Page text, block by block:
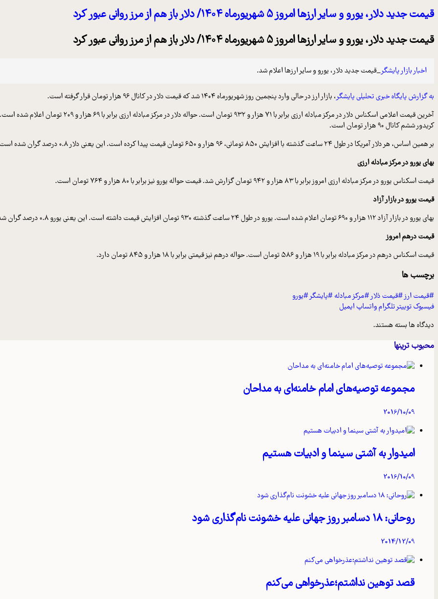
قیمت جدید دلار، یورو و سایر ارزها امروز ۵ شهریورماه ۱۴۰۴/ دلار باز هم از مرز روانی عبور کرد
قیمت جدید دلار، یورو و سایر ارزها امروز ۵ شهریورماه ۱۴۰۴/ دلار باز هم از مرز روانی عبور کرد
اخبار بازار پایشگر_قیمت جدید دلار، یورو و سایر ارزها اعلام شد.
به گزارش پایگاه خبری تحلیلی پایشگر، بازار ارز در حالی وارد پنجمین روز شهریورماه ۱۴۰۴ شد که قیمت دلار در کانال ۹۶ هزار تومان قرار گرفته است.
آخرین قیمت اعلامی اسکناس دلار در مرکز مبادله ارزی
کریدور ششم کانال ۹۰ هزار تومان است.
بر همین اساس، هر دلار آمریکا در طول ۲۴ ساعت گذشته با افزایش ۸۵۰ تومانی، ۹۶ هزار و ۶۵۰ تومان قیمت پیدا کرده است. این یعنی دلار ۰.۸ درصد گران شده است.
بهای یورو در مرکز مبادله ارزی
قیمت اسکناس یورو در مرکز مبادله ارزی امروز برابر با ۸۳ هزار و ۹۴۲ تومان گزارش شد. قیمت حواله یورو نیز برابر با ۸۰ هزار و ۷۶۴ تومان است.
قیمت یورو در بازار آزاد
بهای یورو در بازار آزاد ۱۱۲ هزار و ۶۹۰ تومان اعلام شده است. یورو در طول ۲۴ ساعت گذشته ۹۳۰ تومان افزایش قیمت داشته است. این یعنی یورو ۰.۸ درصد گران شده است.
قیمت درهم امروز
قیمت اسکناس درهم در مرکز مبادله برابر با ۱۹ هزار و ۵۸۶ تومان است. حواله درهم نیز قیمتی برابر با ۱۸ هزار و ۸۴۵ تومان دارد.
برچسب ها
#قیمت ارز#قیمت ذلار#مرکز مبادله#پایشگر#یورو
فیسبوک توییترتلگرامواتساپ ایمیل
دیدگاه ها بسته هستند.
محبوب ترینها
مجموعه توصیه‌های امام خامنه‌ای به مداحان
2016/10/09
امیدوار به آشتی سینما و ادبیات هستیم
2016/10/09
روحانی: ۱۸ دسامبر روز جهانی علیه خشونت نام‌گذاری شود
2014/12/09
قصد توهین نداشتم؛عذرخواهی می‌کنم